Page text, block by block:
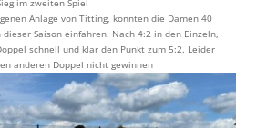
Anlage von Titting, konnten die Damen 40
Saison einfahren. Nach 4:2 in den Einzeln,
schnell und klar den Punkt zum 5:2. Leider
anderen Doppel nicht gewinnen